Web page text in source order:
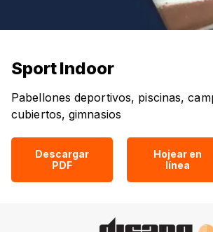
Sport Indoor
Pabellones deportivos, piscinas,
cubiertos, gimnasios
Descargar
PDF
Hojear en
línea